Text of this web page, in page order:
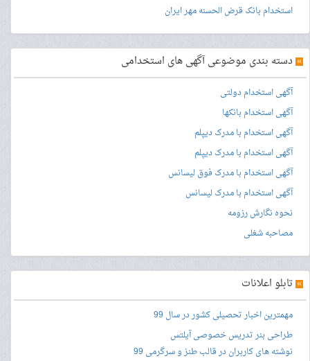
استخدام بانک قرض الحسنه مهر ایران
» دسته بندی موضوعی آگهی های استخدامی
آگهی استخدام دولتی
آگهی استخدام بانکها
آگهی استخدام با مدرک دیپلم
آگهی استخدام با مدرک دیپلم
آگهی استخدام با مدرک فوق لیسانس
آگهی استخدام با مدرک لیسانس
نحوه نگارش رزومه
مصاحبه شغلی
» تابلو اعلانات
مهمترین اخبار تحصیلی کشور در سال 99
طراحی بنرتدریس خصوصی آیلتس
نوشته های کاربران در قالب طنز و سرگرمی 99